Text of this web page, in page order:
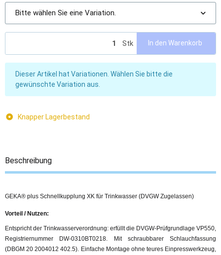
Bitte wählen Sie eine Variation.
Stk In den Warenkorb
xDieser Artikel hat Variationen. Wählen Sie bitte die
gewünschte Variation aus.
Knapper Lagerbestand
Beschreibung
GEKA® plus Schnellkupplung XK für Trinkwasser (DVGW Zugelassen)
Vorteil / Nutzen:
Entspricht der Trinkwasserverordnung: erfüllt die DVGW-Prüfgrundlage VP550,
Registriernummer DW-0310BT0218.
Mit schraubbarer Schlauchfassung
(DBGM 20 2004012 402.5). Einfache Montage ohne teures Einpresswerkzeug,